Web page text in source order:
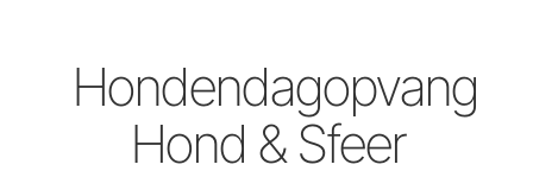
Hondendagopvang
Hond & Sfeer